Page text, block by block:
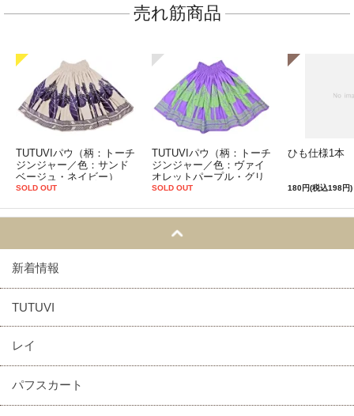
売れ筋商品
TUTUVIパウ（柄：トーチ
ジンジャー／色：サンド
ベージュ・ネイビー）
SOLD OUT
TUTUVIパウ（柄：トーチ
ジンジャー／色：ヴァイ
オレットパープル・グリ
ーン）
SOLD OUT
ひも仕様1本
180円(税込198円)
新着情報
TUTUVI
レイ
パフスカート